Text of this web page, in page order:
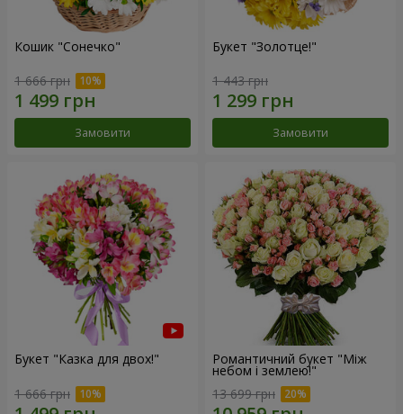
Кошик "Сонечко"
1 666 грн
Замовити
Букет "Золотце!"
1 443 грн
Замовити
Букет "Казка для двох!"
1 666 грн
Романтичний букет "Між
небом і землею!"
13 699 грн